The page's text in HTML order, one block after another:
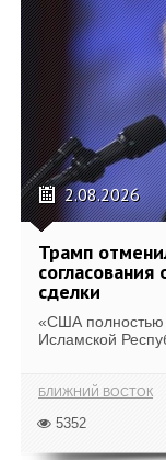
2.08.2026
Трамп
согласования
сделки
«США полностью
Исламской
БЛИЖНИЙ ВОСТОК
5352